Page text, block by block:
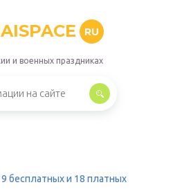
RU
и военных праздниках
бесплатных и 18 платных